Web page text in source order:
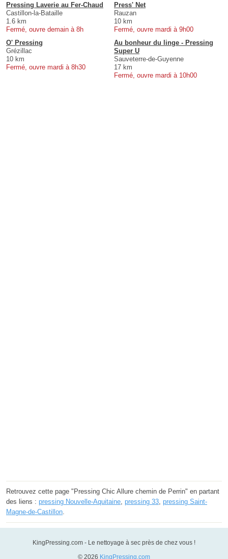
Pressing Laverie au Fer-Chaud
Castillon-la-Bataille
1.6 km
Fermé, ouvre demain à 8h
Press' Net
Rauzan
10 km
Fermé, ouvre mardi à 9h00
O' Pressing
Grézillac
10 km
Fermé, ouvre mardi à 8h30
Au bonheur du linge - Pressing
Super U
Sauveterre-de-Guyenne
17 km
Fermé, ouvre mardi à 10h00
Retrouvez cette page "Pressing Chic Allure chemin de Perrin" en partant
des liens : pressing Nouvelle-Aquitaine, pressing 33, pressing Saint-
Magne-de-Castillon.
KingPressing.com - Le nettoyage à sec près de chez vous !
© 2026 KingPressing.com